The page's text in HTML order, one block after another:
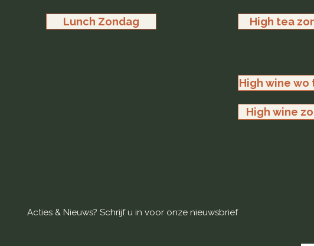
Lunch Zondag High tea
High wine
High wine
Acties & Nieuws? Schrijf u in voor onze nieuwsbrief